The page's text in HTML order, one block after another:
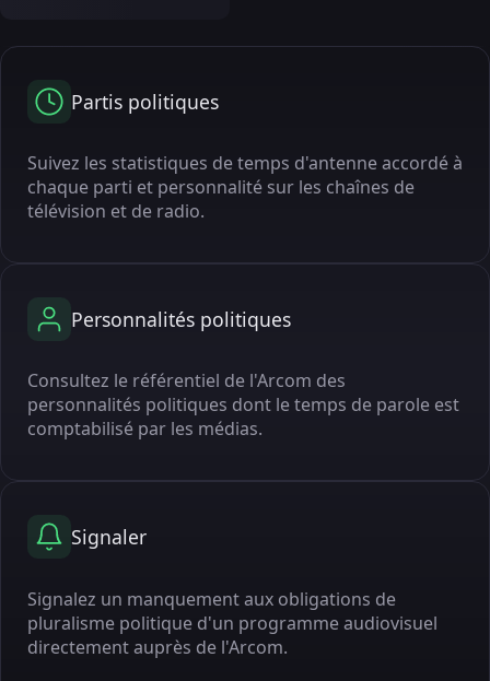
Partis politiques
Suivez les statistiques de temps d'antenne accordé à
chaque parti et personnalité sur les chaînes de
télévision et de radio.
Personnalités politiques
Consultez le référentiel de l'Arcom des
personnalités politiques dont le temps de parole est
comptabilisé par les médias.
Signaler
Signalez un manquement aux obligations de
pluralisme politique d'un programme audiovisuel
directement auprès de l'Arcom.